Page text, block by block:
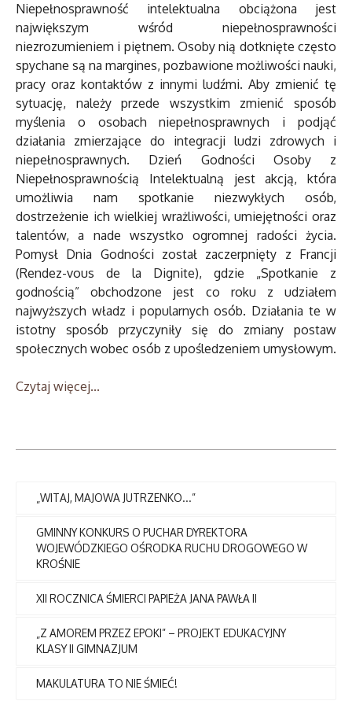
Niepełnosprawność intelektualna obciążona jest
największym wśród niepełnosprawności
niezrozumieniem i piętnem. Osoby nią dotknięte często
spychane są na margines, pozbawione możliwości nauki,
pracy oraz kontaktów z innymi ludźmi. Aby zmienić tę
sytuację, należy przede wszystkim zmienić sposób
myślenia o osobach niepełnosprawnych i podjąć
działania zmierzające do integracji ludzi zdrowych i
niepełnosprawnych. Dzień Godności Osoby z
Niepełnosprawnością Intelektualną jest akcją, która
umożliwia nam spotkanie niezwykłych osób,
dostrzeżenie ich wielkiej wrażliwości, umiejętności oraz
talentów, a nade wszystko ogromnej radości życia.
Pomysł Dnia Godności został zaczerpnięty z Francji
(Rendez-vous de la Dignite), gdzie „Spotkanie z
godnością” obchodzone jest co roku z udziałem
najwyższych władz i popularnych osób. Działania te w
istotny sposób przyczyniły się do zmiany postaw
społecznych wobec osób z upośledzeniem umysłowym.
Czytaj więcej...
„WITAJ, MAJOWA JUTRZENKO...”
GMINNY KONKURS O PUCHAR DYREKTORA
WOJEWÓDZKIEGO OŚRODKA RUCHU DROGOWEGO W
KROŚNIE
XII ROCZNICA ŚMIERCI PAPIEŻA JANA PAWŁA II
„Z AMOREM PRZEZ EPOKI” – PROJEKT EDUKACYJNY
KLASY II GIMNAZJUM
MAKULATURA TO NIE ŚMIEĆ!